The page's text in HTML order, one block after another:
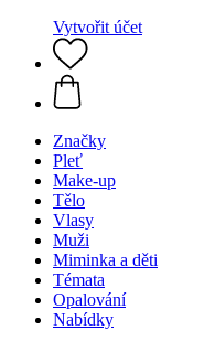
Vytvořit účet
Značky
Pleť
Make-up
Tělo
Vlasy
Muži
Miminka a děti
Témata
Opalování
Nabídky